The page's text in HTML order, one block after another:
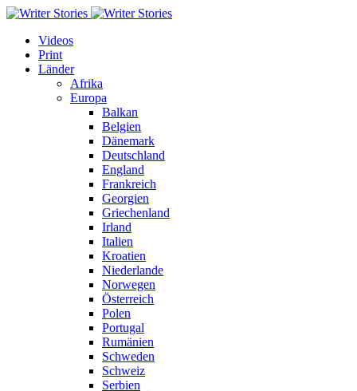
Videos
Print
Länder
Afrika
Europa
Balkan
Belgien
Dänemark
Deutschland
England
Frankreich
Georgien
Griechenland
Irland
Italien
Kroatien
Niederlande
Norwegen
Österreich
Polen
Portugal
Rumänien
Schweden
Schweiz
Serbien